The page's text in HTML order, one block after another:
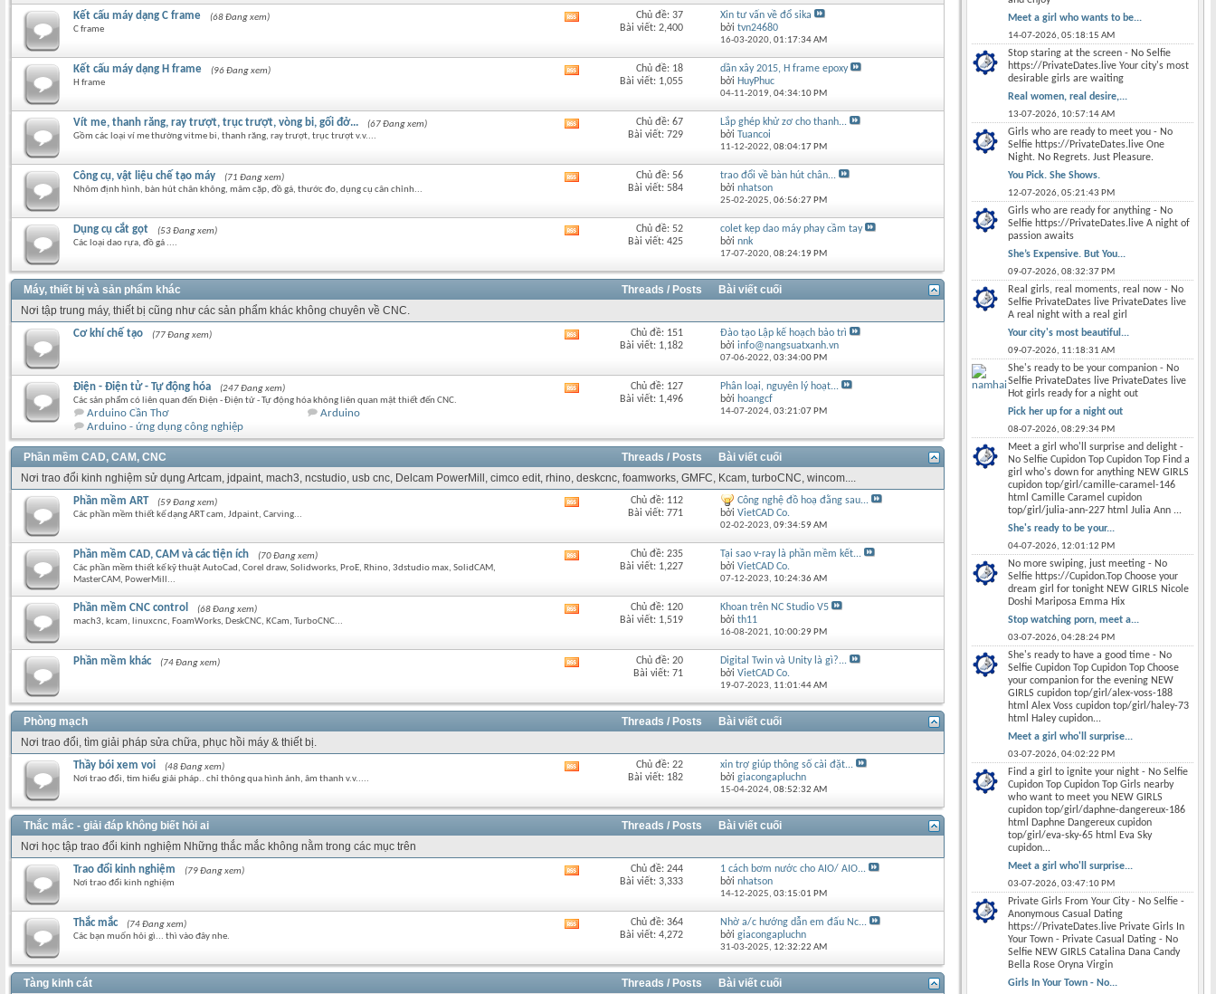
diễn
Kết cấu máy dạng C frame
(68 Đang xem)
C frame
diễn
Chủ đề: 37
Bài viết: 2,400
Xin tư vấn về đổ sika
bởi tvn24680
16-03-2020, 01:17:34 AM
Kết cấu máy dạng H frame
(96 Đang xem)
H frame
diễn
Chủ đề: 18
Bài viết: 1,055
dần xây 2015, H frame epoxy
bởi HuyPhuc
04-11-2019, 04:34:10 PM
Vít me, thanh răng, ray trượt, trục trượt, vòng bi, gối đở...
(67 Đang xem)
Gồm các loại ví me thường vitme bi, thanh răng, ray trượt, trục trượt v.v....
diễn
Chủ đề: 67
Bài viết: 729
Lắp ghép khử zơ cho thanh...
bởi Tuancoi
11-12-2022, 08:04:17 PM
Công cụ, vật liệu chế tạo máy
(71 Đang xem)
Nhôm định hình, bàn hút chân không, mâm cặp, đồ gá, thước đo, dụng cụ cân chỉnh...
diễn
Chủ đề: 56
Bài viết: 584
trao đổi về bàn hút chân...
bởi nhatson
25-02-2025, 06:56:27 PM
Dụng cụ cắt gọt
(53 Đang xem)
Các loại dao rựa, đồ gá ....
diễn
này
Chủ đề: 52
Bài viết: 425
colet kẹp dao máy phay cầm tay
bởi nnk
17-07-2020, 08:24:19 PM
Máy, thiết bị và sản phẩm khác Threads / Posts
Bài viết cuối
Nơi tập trung máy, thiết bị cũng như các sản phẩm khác không chuyên về CNC.
Cơ khí chế tạo (77 Đang xem)
diễn
Chủ đề: 151
Bài viết: 1,182
Đào tạo Lập kế hoạch bảo trì
bởi info@nangsuatxanh.vn
07-06-2022, 03:34:00 PM
Điện - Điện tử - Tự động hóa
(247 Đang xem)
Các sản phẩm có liên quan đến Điện - Điện tử - Tự động hóa không liên quan mật thiết đến CNC.
Arduino Cần Thơ
Arduino
Arduino - ứng dụng công nghiệp
đàn
Chủ đề: 127
Bài viết: 1,496
Phân loại, nguyên lý hoạt...
bởi hoangcf
14-07-2024, 03:21:07 PM
Phần mềm CAD, CAM, CNC Threads / Posts
Bài viết cuối
Nơi trao đổi kinh nghiệm sử dụng Artcam, jdpaint, mach3, ncstudio, usb cnc, Delcam PowerMill, cimco edit, rhino, deskcnc, foamworks, GMFC, Kcam, turboCNC, wincom....
Phần mềm ART
(59 Đang xem)
Các phần mềm thiết kế dạng ART cam, Jdpaint, Carving...
diễn
Chủ đề: 112
Bài viết: 771
Công nghệ đồ hoạ đằng sau...
bởi VietCAD Co.
02-02-2023, 09:34:59 AM
Phần mềm CAD, CAM và các tiện ích
(70 Đang xem)
Các phần mềm thiết kế kỹ thuật AutoCad, Corel draw, Solidworks, ProE, Rhino, 3dstudio max, SolidCAM,
MasterCAM, PowerMill...
diễn
Chủ đề: 235
Bài viết: 1,227
Tại sao v-ray là phần mềm kết...
bởi VietCAD Co.
07-12-2023, 10:24:36 AM
Phần mềm CNC control
(68 Đang xem)
mach3, kcam, linuxcnc, FoamWorks, DeskCNC, KCam, TurboCNC...
diễn
Chủ đề: 120
Bài viết: 1,519
Khoan trên NC Studio V5
bởi th11
16-08-2021, 10:00:29 PM
Phần mềm khác (74 Đang xem)
diễn
này
Chủ đề: 20
Bài viết: 71
Digital Twin và Unity là gì?...
bởi VietCAD Co.
19-07-2023, 11:01:44 AM
Phòng mạch Threads / Posts
Bài viết cuối
Nơi trao đổi, tìm giải pháp sửa chữa, phục hồi máy & thiết bị.
Thầy bói xem voi
(48 Đang xem)
Nơi trao đổi, tìm hiểu giải pháp.. chỉ thông qua hình ảnh, âm thanh v.v.....
diễn
này
Chủ đề: 22
Bài viết: 182
xin trợ giúp thông số cài đặt...
bởi giacongapluchn
15-04-2024, 08:52:32 AM
Thắc mắc - giải đáp không biết hỏi ai Threads / Posts
Bài viết cuối
Nơi học tập trao đổi kinh nghiệm Những thắc mắc không nằm trong các mục trên
Trao đổi kinh nghiệm
(79 Đang xem)
Nơi trao đổi kinh nghiệm
diễn
Chủ đề: 244
Bài viết: 3,333
1 cách bơm nước cho AIO/ AIO...
bởi nhatson
14-12-2025, 03:15:01 PM
Thắc mắc
(74 Đang xem)
Các bạn muốn hỏi gì... thì vào đây nhe.
diễn
Chủ đề: 364
Bài viết: 4,272
Nhờ a/c hướng dẫn em đấu Nc...
bởi giacongapluchn
31-03-2025, 12:32:22 AM
Tàng kinh cát Threads / Posts Bài viết cuối
Meet a girl who wants to be...
14-07-2026, 05:18:15 AM
Stop staring at the screen - No Selfie
https://PrivateDates.live Your city's most
desirable girls are waiting
Real women, real desire,...
13-07-2026, 10:57:14 AM
Girls who are ready to meet you - No
Selfie https://PrivateDates.live One
Night. No Regrets. Just Pleasure.
You Pick. She Shows.
12-07-2026, 05:21:43 PM
Girls who are ready for anything - No
Selfie https://PrivateDates.live A night of
passion awaits
She’s Expensive. But You...
09-07-2026, 08:32:37 PM
Real girls, real moments, real now - No
Selfie PrivateDates live PrivateDates live
A real night with a real girl
Your city's most beautiful...
09-07-2026, 11:18:31 AM
She's ready to be your companion - No
Selfie PrivateDates live PrivateDates live
Hot girls ready for a night out
Pick her up for a night out
08-07-2026, 08:29:34 PM
Meet a girl who'll surprise and delight -
No Selfie Cupidon Top Cupidon Top Find a
girl who's down for anything NEW GIRLS
cupidon top/girl/camille-caramel-146
html Camille Caramel cupidon
top/girl/julia-ann-227 html Julia Ann ...
She's ready to be your...
04-07-2026, 12:01:12 PM
No more swiping, just meeting - No
Selfie https://Cupidon.Top Choose your
dream girl for tonight NEW GIRLS Nicole
Doshi Mariposa Emma Hix
Stop watching porn, meet a...
03-07-2026, 04:28:24 PM
She's ready to have a good time - No
Selfie Cupidon Top Cupidon Top Choose
your companion for the evening NEW
GIRLS cupidon top/girl/alex-voss-188
html Alex Voss cupidon top/girl/haley-73
html Haley cupidon...
Meet a girl who'll surprise...
03-07-2026, 04:02:22 PM
Find a girl to ignite your night - No Selfie
Cupidon Top Cupidon Top Girls nearby
who want to meet you NEW GIRLS
cupidon top/girl/daphne-dangereux-186
html Daphne Dangereux cupidon
top/girl/eva-sky-65 html Eva Sky
cupidon...
Meet a girl who'll surprise...
03-07-2026, 03:47:10 PM
Private Girls From Your City - No Selfie -
Anonymous Casual Dating
https://PrivateDates.live Private Girls In
Your Town - Private Casual Dating - No
Selfie NEW GIRLS Catalina Dana Candy
Bella Rose Oryna Virgin
Girls In Your Town - No...